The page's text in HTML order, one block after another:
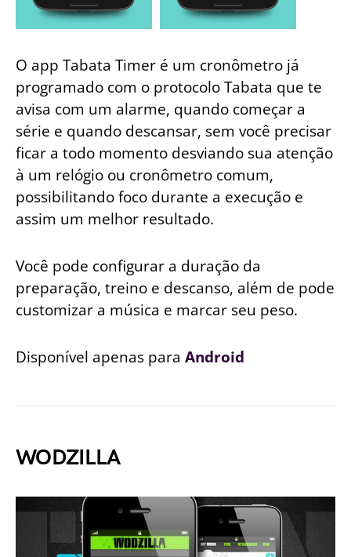
O app Tabata Timer é um cronômetro já
programado com o protocolo Tabata que te
avisa com um alarme, quando começar a
série e quando descansar, sem você precisar
ficar a todo momento desviando sua atenção
à um relógio ou cronômetro comum,
possibilitando foco durante a execução e
assim um melhor resultado.
Você pode configurar a duração da
preparação, treino e descanso, além de pode
customizar a música e marcar seu peso.
Disponível apenas para Android
WODZILLA